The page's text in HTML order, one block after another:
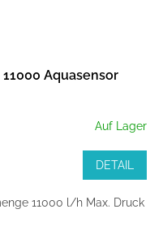
Aquasensor
Auf Lager
DETAIL
11000 l/h Max. Druck